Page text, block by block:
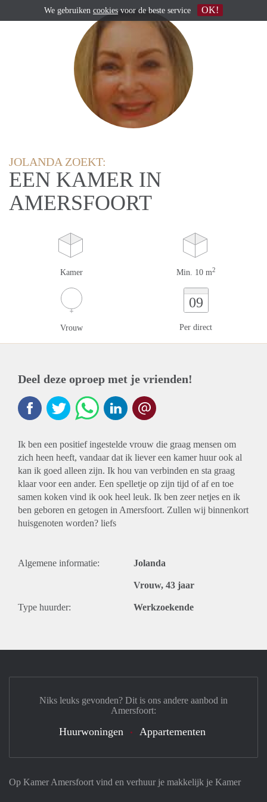
JOLANDA ZOEKT:
EEN KAMER IN
AMERSFOORT
Kamer Min. 10 m2
Vrouw
09
Per direct
Deel deze oproep met je vrienden!
Ik ben een positief ingestelde vrouw die graag mensen om
zich heen heeft, vandaar dat ik liever een kamer huur ook al
kan ik goed alleen zijn. Ik hou van verbinden en sta graag
klaar voor een ander. Een spelletje op zijn tijd of af en toe
samen koken vind ik ook heel leuk. Ik ben zeer netjes en ik
ben geboren en getogen in Amersfoort. Zullen wij binnenkort
huisgenoten worden? liefs
Algemene informatie: Jolanda
Vrouw, 43 jaar
Type huurder: Werkzoekende
Op Kamer Amersfoort vind en verhuur je makkelijk je Kamer
Niks leuks gevonden? Dit is ons andere aanbod in
Amersfoort:
Huurwoningen Appartementen
We gebruiken cookies voor de beste service OK!